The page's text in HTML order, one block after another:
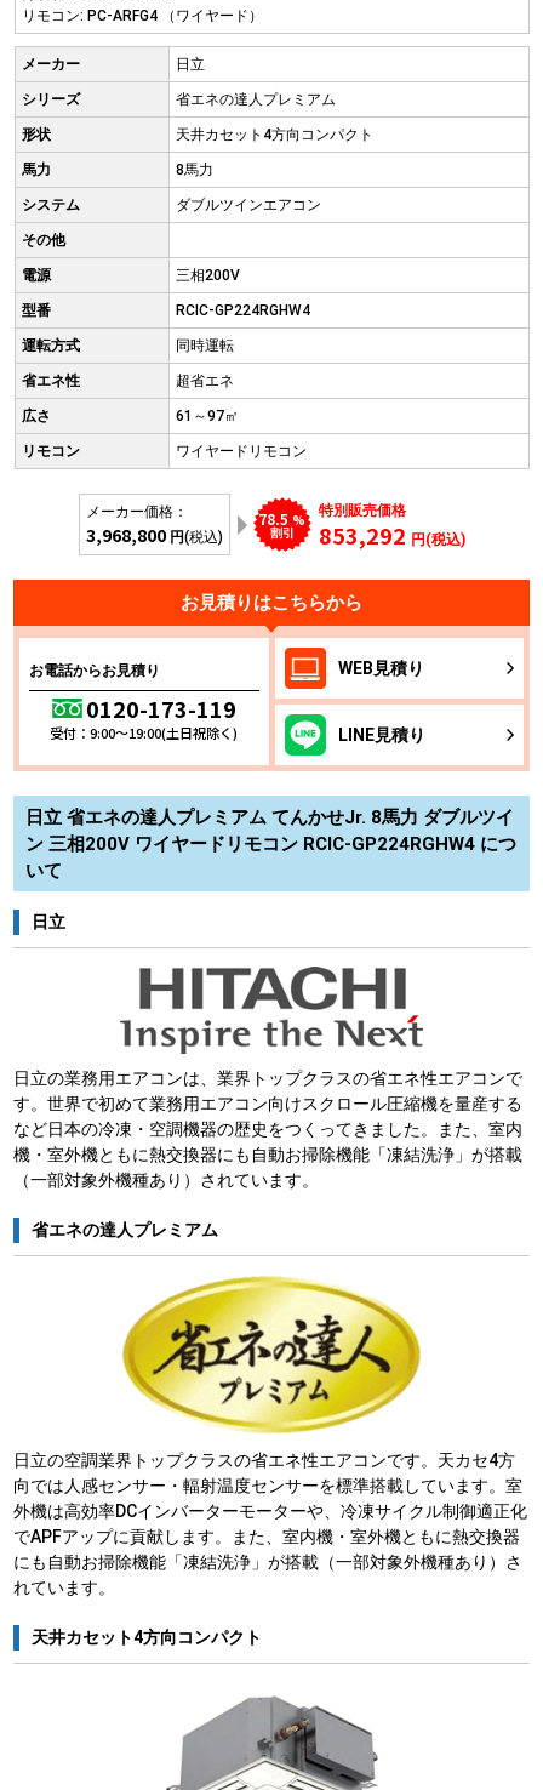
リモコン: PC-ARFG4 （ワイヤード）
メーカー 日立
シリーズ 省エネの達人プレミアム
形状 天井カセット4方向コンパクト
馬力 8馬力
システム ダブルツインエアコン
その他
電源 三相200V
型番 RCIC-GP224RGHW4
運転方式 同時運転
省エネ性 超省エネ
広さ 61～97㎡
リモコン ワイヤードリモコン
メーカー価格：
3,968,800 円(税込)
78.5 %
割引
特別販売価格
853,292 円(税込)
お見積りはこちらから
お電話からお見積り
0120-173-119
受付：9:00～19:00(土日祝除く)
WEB 見積り
LINE見積り
日立 省エネの達人プレミアム てんかせJr. 8馬力 ダブルツイ
ン 三相200V ワイヤードリモコン RCIC-GP224RGHW4 につ
いて
日立
日立の業務用エアコンは、業界トップクラスの省エネ性エアコンで
す。世界で初めて業務用エアコン向けスクロール圧縮機を量産する
など日本の冷凍・空調機器の歴史をつくってきました。また、室内
機・室外機ともに熱交換器にも自動お掃除機能「凍結洗浄」が搭載
（一部対象外機種あり）されています。
省エネの達人プレミアム
日立の空調業界トップクラスの省エネ性エアコンです。天カセ4方
向では人感センサー・輻射温度センサーを標準搭載しています。室
外機は高効率DCインバーターモーターや、冷凍サイクル制御適正化
でAPFアップに貢献します。また、室内機・室外機ともに熱交換器
にも自動お掃除機能「凍結洗浄」が搭載（一部対象外機種あり）さ
れています。
天井カセット4方向コンパクト